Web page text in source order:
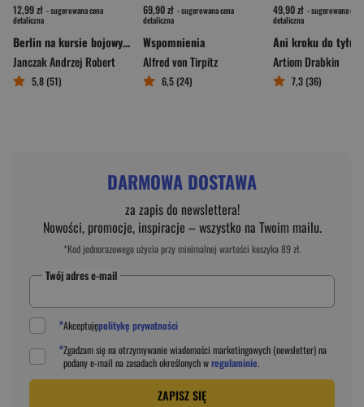
12,99 zł - sugerowana cena
detaliczna
Berlin na kursie bojowym
Janczak Andrzej Robert
5,8 (51)
69,90 zł - sugerowana cena
detaliczna
Wspomnienia
Alfred von Tirpitz
6,5 (24)
49,90 zł - sugerowana cena
detaliczna
Artiom Drabkin
7,3 (36)
DARMOWA DOSTAWA
za zapis do newslettera!
Nowości, promocje, inspiracje – wszystko na Twoim mailu.
*Kod jednorazowego użycia przy minimalnej wartości koszyka 89 zł.
Twój adres e-mail
*Akceptujępolitykę prywatności
*Zgadzam się na otrzymywanie wiadomości marketingowych (newsletter) na
podanye-mail na zasadach określonych wregulaminie.
ZAPISZ SIĘ